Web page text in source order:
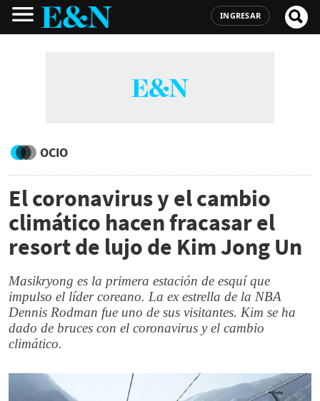
INGRESAR
OCIO
El coronavirus y el cambio
climático hacen fracasar el
resort de lujo de Kim Jong Un
Masikryong es la primera estación de esquí que
impulso el líder coreano. La ex estrella de la NBA
Dennis Rodman fue uno de sus visitantes. Kim se ha
dado de bruces con el coronavirus y el cambio
climático.